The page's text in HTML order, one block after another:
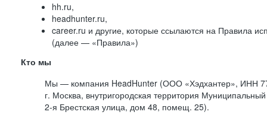
hh.ru,
headhunter.ru,
career.ru и другие, которые ссылаются на Правила
(далее — «Правила»)
Кто мы
Мы — компания HeadHunter (ООО «Хэдхантер», ИНН
г. Москва, внутригородская территория Муниципальный
2-я Брестская улица, дом 48, помещ. 25).